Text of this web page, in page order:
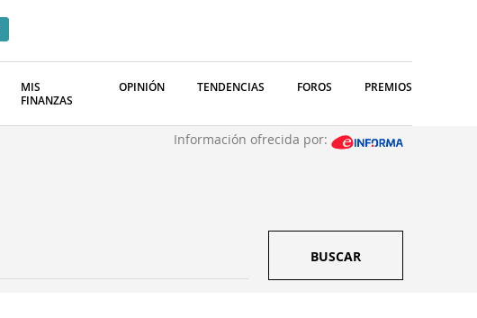
MIS
FINANZAS
OPINIÓN TENDENCIAS FOROS PREMIOS
Información ofrecida por:
BUSCAR